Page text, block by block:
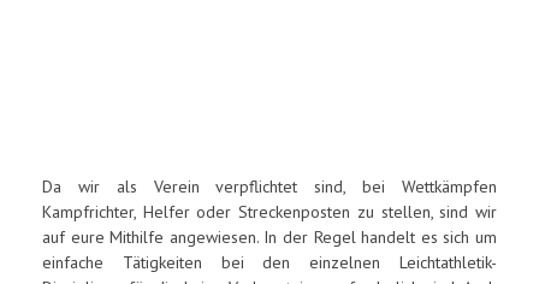
Da wir als Verein verpflichtet sind, bei Wettkämpfen
Kampfrichter, Helfer oder Streckenposten zu stellen, sind wir
auf eure Mithilfe angewiesen. In der Regel handelt es sich um
einfache Tätigkeiten bei den einzelnen Leichtathletik-